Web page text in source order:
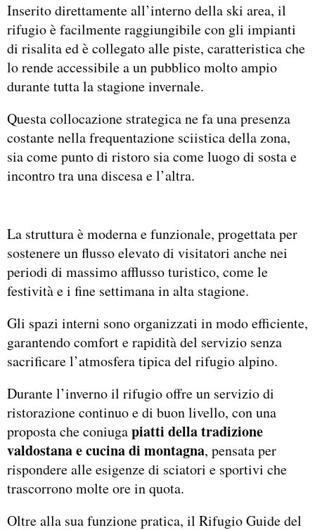
Inserito direttamente all’interno della ski area, il
rifugio è facilmente raggiungibile con gli impianti
di risalita ed è collegato alle piste, caratteristica che
lo rende accessibile a un pubblico molto ampio
durante tutta la stagione invernale.
Questa collocazione strategica ne fa una presenza
costante nella frequentazione sciistica della zona,
sia come punto di ristoro sia come luogo di sosta e
incontro tra una discesa e l’altra.
La struttura è moderna e funzionale, progettata per
sostenere un flusso elevato di visitatori anche nei
periodi di massimo afflusso turistico, come le
festività e i fine settimana in alta stagione.
Gli spazi interni sono organizzati in modo efficiente,
garantendo comfort e rapidità del servizio senza
sacrificare l’atmosfera tipica del rifugio alpino.
Durante l’inverno il rifugio offre un servizio di
ristorazione continuo e di buon livello, con una
proposta che coniugapiatti della tradizione
valdostana e cucina di montagna, pensata per
rispondere alle esigenze di sciatori e sportivi che
trascorrono molte ore in quota.
Oltre alla sua funzione pratica, il Rifugio Guide del